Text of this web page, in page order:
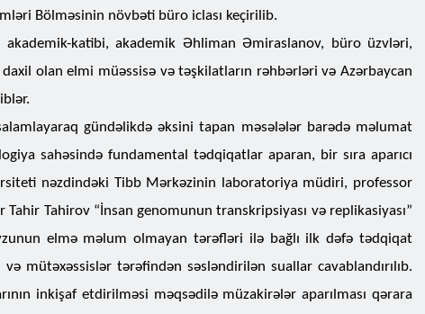
Bölməsinin növbəti büro iclası keçirilib.
akademik-katibi, akademik Əhliman Əmiraslanov, büro üzvləri,
olan elmi müəssisə və təşkilatların rəhbərləri və Azərbaycan
gündəlikdə əksini tapan məsələlər barədə məlumat
sahəsində fundamental tədqiqatlar aparan, bir sıra aparıcı
nəzdindəki Tibb Mərkəzinin laboratoriya müdiri, professor
Tahirov “İnsan genomunun transkripsiyası və replikasiyası”
elmə məlum olmayan tərəfləri ilə bağlı ilk dəfə tədqiqat
mütəxəssislər tərəfindən səsləndirilən suallar cavablandırılıb.
inkişaf etdirilməsi məqsədilə müzakirələr aparılması qərara